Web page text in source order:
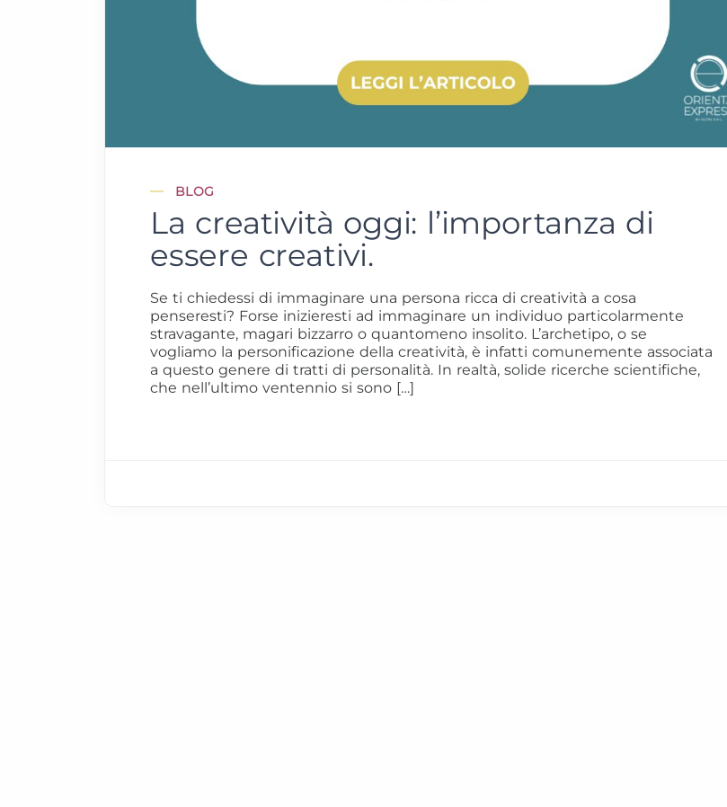
BLOG
La creatività oggi: l’importanza di
essere creativi.
Se ti chiedessi di immaginare una persona ricca di creatività a cosa
penseresti? Forse inizieresti ad immaginare un individuo particolarmente
stravagante, magari bizzarro o quantomeno insolito. L’archetipo, o se
vogliamo la personificazione della creatività, è infatti comunemente associata
a questo genere di tratti di personalità. In realtà, solide ricerche scientifiche,
che nell’ultimo ventennio si sono […]